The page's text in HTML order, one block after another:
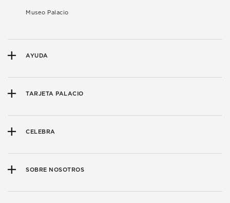
Museo Palacio
AYUDA
TARJETA PALACIO
CELEBRA
SOBRE NOSOTROS